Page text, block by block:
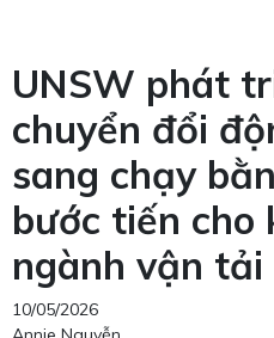
UNSW phát
chuyển đổi
sang chạy
bước tiến cho
ngành vận tải
10/05/2026